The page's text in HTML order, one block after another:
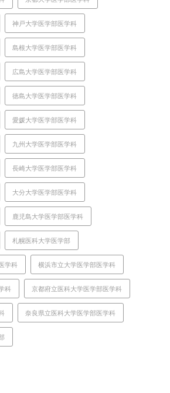
神戸大学医学部医学科
島根大学医学部医学科
広島大学医学部医学科
徳島大学医学部医学科
愛媛大学医学部医学科
九州大学医学部医学科
長崎大学医学部医学科
大分大学医学部医学科
鹿児島大学医学部医学科
札幌医科大学医学部
学科 横浜市立大学医学部医学科
科 京都府立医科大学医学部医学科
奈良県立医科大学医学部医学科